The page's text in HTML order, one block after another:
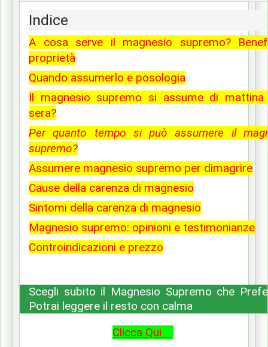
Indice
A cosa serve il magnesio supremo?
proprietà
Quando assumerlo e posologia
Il magnesio supremo si assume di
sera?
Per quanto tempo si può assumere il
supremo?
Assumere magnesio supremo per dimagrire
Cause della carenza di magnesio
Sintomi della carenza di magnesio
Magnesio supremo: opinioni e testimonianze
Controindicazioni e prezzo
Scegli subito il Magnesio Supremo che
Potrai leggere il resto con calma
Clicca Qui